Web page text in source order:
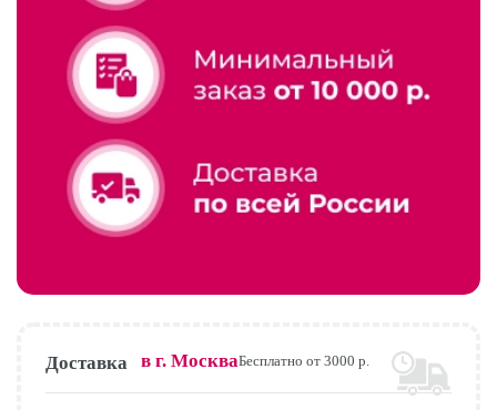
Доставка в г. МоскваБесплатно от 3000 р.